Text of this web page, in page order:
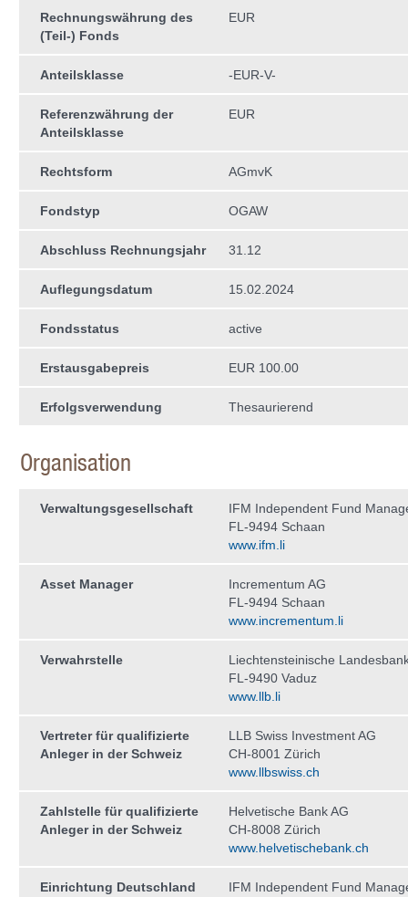
Rechnungswährung des
(Teil-) Fonds
EUR
Anteilsklasse -EUR-V-
Referenzwährung der
Anteilsklasse
EUR
Rechtsform AGmvK
Fondstyp OGAW
Abschluss Rechnungsjahr 31.12
Auflegungsdatum 15.02.2024
Fondsstatus active
Erstausgabepreis EUR 100.00
Erfolgsverwendung Thesaurierend
Organisation
Verwaltungs­gesellschaft
IFM Independent Fund
FL-9494 Schaan
www.ifm.li
Asset Manager
Incrementum AG
FL-9494 Schaan
www.incrementum.li
Verwahrstelle
Liechtensteinische
FL-9490 Vaduz
www.llb.li
Vertreter für qualifizierte
Anleger in der Schweiz
LLB Swiss Investment AG
CH-8001 Zürich
www.llbswiss.ch
Zahlstelle für qualifizierte
Anleger in der Schweiz
Helvetische Bank AG
CH-8008 Zürich
www.helvetischebank.ch
Einrichtung Deutschland
IFM Independent Fund